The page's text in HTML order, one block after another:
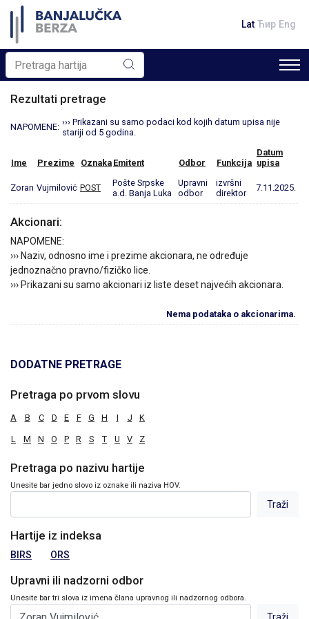
Lat Ћир Eng
Rezultati pretrage
NAPOMENE: ››› Prikazani su samo podaci kod kojih datum upisa nije
stariji od 5 godina.
Ime Prezime Oznaka Emitent Odbor Funkcija
Datum
upisa
Zoran Vujmilović POST
Pošte Srpske
a.d. Banja Luka
Upravni
odbor
izvršni
direktor
7.11.2025.
Akcionari:
NAPOMENE:
››› Naziv, odnosno ime i prezime akcionara, ne određuje
jednoznačno pravno/fizičko lice.
››› Prikazani su samo akcionari iz liste deset najvećih akcionara.
Nema podataka o akcionarima.
DODATNE PRETRAGE
Pretraga po prvom slovu
A B C D E F G H I J K
L M N O P R S T U V Z
Pretraga po nazivu hartije
Unesite bar jedno slovo iz oznake ili naziva HOV.
Hartije iz indeksa
BIRS ORS
Upravni ili nadzorni odbor
Unesite bar tri slova iz imena člana upravnog ili nadzornog odbora.